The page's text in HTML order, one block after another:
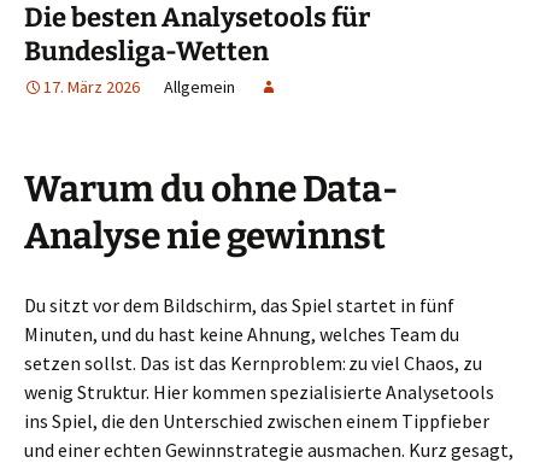
Die besten Analysetools für
Bundesliga-Wetten
17. März 2026 Allgemein
Warum du ohne Data-
Analyse nie gewinnst
Du sitzt vor dem Bildschirm, das Spiel startet in fünf
Minuten, und du hast keine Ahnung, welches Team du
setzen sollst. Das ist das Kernproblem: zu viel Chaos, zu
wenig Struktur. Hier kommen spezialisierte Analysetools
ins Spiel, die den Unterschied zwischen einem Tippfieber
und einer echten Gewinnstrategie ausmachen. Kurz gesagt,